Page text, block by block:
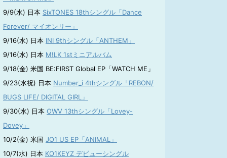
9/9(水) 日本 SixTONES 18thシングル「Dance
Forever/ マイオンリー」
9/16(水) 日本 INI 9thシングル「ANTHEM」
9/16(水) 日本 M!LK 1stミニアルバム
9/18(金) 米国 BE:FIRST Global EP「WATCH ME」
9/23(水祝) 日本 Number_i 4thシングル「REBON/
BUGS LIFE/ DIGITAL GIRL」
9/30(水) 日本 OWV 13thシングル「Lovey-
Dovey」
10/2(金) 米国 JO1 US EP「ANIMAL」
10/7(水) 日本 KO1KEYZ デビューシングル